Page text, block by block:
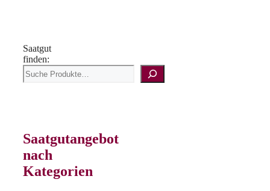
Saatgut
finden:
Saatgutangebot
nach
Kategorien